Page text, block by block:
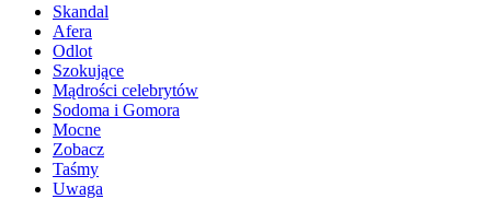
Skandal
Afera
Odlot
Szokujące
Mądrości celebrytów
Sodoma i Gomora
Mocne
Zobacz
Taśmy
Uwaga